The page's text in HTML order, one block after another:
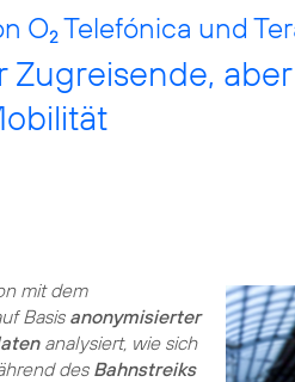
O2 Telefónica und
mit dem
Basis anonymisierter
analysiert, wie sich
des Bahnstreiks